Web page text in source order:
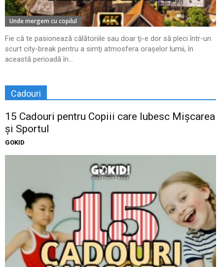
Unde mergem cu copilul
Fie că te pasionează călătoriile sau doar ţi-e dor să pleci într-un
scurt city-break pentru a simţi atmosfera oraşelor lumii, în
această perioadă în...
Cadouri
15 Cadouri pentru Copiii care Iubesc Mișcarea
și Sportul
GOKID